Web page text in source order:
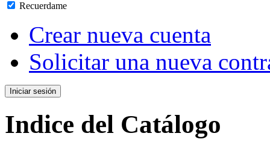
Recuerdame
Crear nueva cuenta
Solicitar una nueva
Indice del Catálogo